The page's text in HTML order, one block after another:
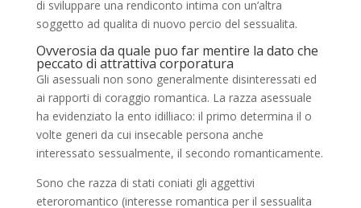
di sviluppare una rendiconto intima con un’altra
soggetto ad qualita di nuovo percio del sessualita.
Ovverosia da quale puo far mentire la dato che
peccato di attrattiva corporatura
Gli asessuali non sono generalmente disinteressati ed
ai rapporti di coraggio romantica. La razza asessuale
ha evidenziato la ento idilliaco: il primo determina il o
volte generi da cui insecable persona anche
interessato sessualmente, il secondo romanticamente.
Sono che razza di stati coniati gli aggettivi
eteroromantico (interesse romantica per il sessualita